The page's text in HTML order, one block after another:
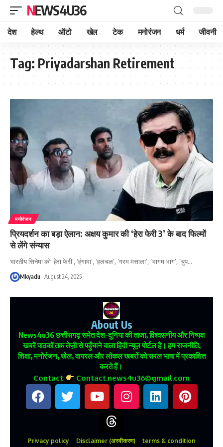
NEWS4U36
देश हेल्थ ऑटो खेल टेक मनोरंजन धर्म जीवनी
Tag: Priyadarshan Retirement
मनोरंजन
प्रियदर्शन का बड़ा ऐलान: अक्षय कुमार की ‘हेरा फेरी 3’ के बाद फिल्मों
से लेंगे संन्यास
भारतीय सिनेमा को ‘हेरा फेरी’, ‘हंगामा’, ‘हलचल’, ‘गरम मसाला’, ‘भागम भाग’, ‘चुप…
Mkyadu August 24, 2025
About Us
News4u36छत्तीसगढ़ समेत देश-दुनिया की ताजा, विश्वसनीय और निष्पक्ष
खबरें पाठकों तक तेज़ी से पहुँचाने वाला हिंदी न्यूज़ पोर्टल है। हम राजनीति,
शिक्षा, मनोरंजन, खेल, वायरल और लोकल खबरों को सरल भाषा में प्रकाशित
करते हैं।
Contact Contact.news4u36@gmail.com
Privacy policy Disclaimer (अस्वीकरण) terms & condition